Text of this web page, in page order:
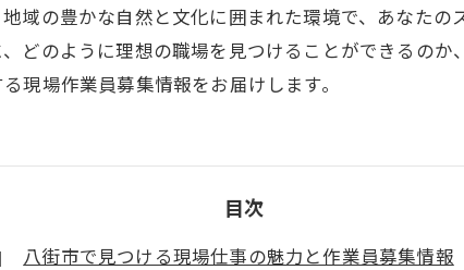
域の豊かな自然と文化に囲まれた環境で、あなた
どのように理想の職場を見つけることができるの
現場作業員募集情報をお届けします。
目次
八街市で見つける現場仕事の魅力と作業員募集情報